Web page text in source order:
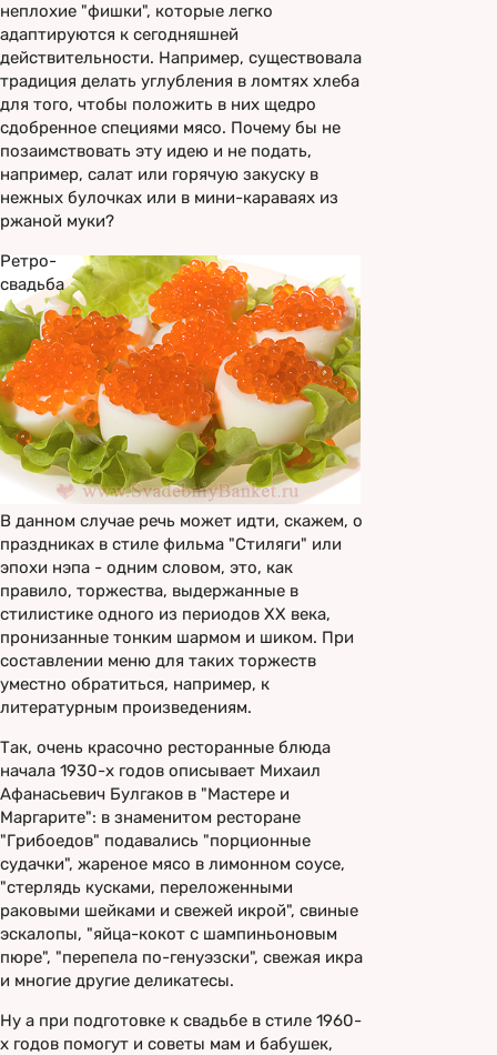
неплохие "фишки", которые легко
адаптируются к сегодняшней
действительности. Например, существовала
традиция делать углубления в ломтях хлеба
для того, чтобы положить в них щедро
сдобренное специями мясо. Почему бы не
позаимствовать эту идею и не подать,
например, салат или горячую закуску в
нежных булочках или в мини-караваях из
ржаной муки?
Ретро-
свадьба
В данном случае речь может идти, скажем, о
праздниках в стиле фильма "Стиляги" или
эпохи нэпа - одним словом, это, как
правило, торжества, выдержанные в
стилистике одного из периодов XX века,
пронизанные тонким шармом и шиком. При
составлении меню для таких торжеств
уместно обратиться, например, к
литературным произведениям.
Так, очень красочно ресторанные блюда
начала 1930-х годов описывает Михаил
Афанасьевич Булгаков в "Мастере и
Маргарите": в знаменитом ресторане
"Грибоедов" подавались "порционные
судачки", жареное мясо в лимонном соусе,
"стерлядь кусками, переложенными
раковыми шейками и свежей икрой", свиные
эскалопы, "яйца-кокот с шампиньоновым
пюре", "перепела по-генуэзски", свежая икра
и многие другие деликатесы.
Ну а при подготовке к свадьбе в стиле 1960-
х годов помогут и советы мам и бабушек,